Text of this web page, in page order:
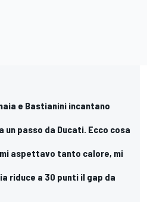
e Bastianini incantano
un passo da Ducati. Ecco cosa
mi aspettavo tanto calore, mi
riduce a 30 punti il gap da